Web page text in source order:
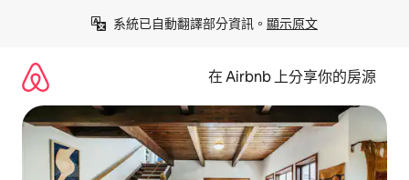
系統已自動翻譯部分資訊。 顯示原文
在 Airbnb 上分享你的房源